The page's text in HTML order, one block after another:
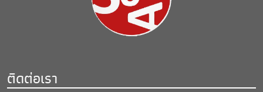
ติดต่อเรา